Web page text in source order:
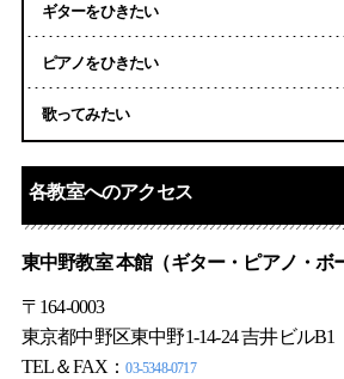
ギターをひきたい
ピアノをひきたい
歌ってみたい
各教室へのアクセス
東中野教室 本館（ギター・ ピアノ ・ボ
〒164-0003
東京都中野区東中野1-14-24 吉井ビルB1
TEL＆FAX：03-5348-0717